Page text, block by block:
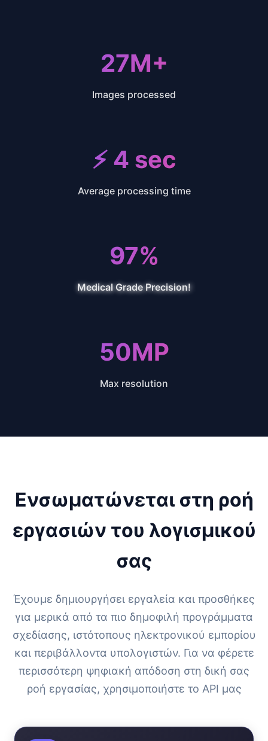
31M+
Images processed
⚡ 4 sec
Average processing time
97%
Medical Grade Precision!
50MP
Max resolution
Ενσωματώνεται στη ροή
εργασιών του λογισμικού
σας
Έχουμε δημιουργήσει εργαλεία και προσθήκες
για μερικά από τα πιο δημοφιλή προγράμματα
σχεδίασης, ιστότοπους ηλεκτρονικού εμπορίου
και περιβάλλοντα υπολογιστών. Για να φέρετε
περισσότερη ψηφιακή απόδοση στη δική σας
ροή εργασίας, χρησιμοποιήστε το API μας